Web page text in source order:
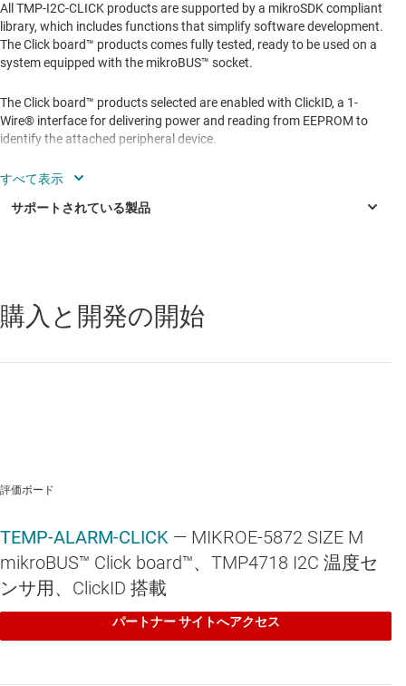
All TMP-I2C-CLICK products are supported by a mikroSDK compliant
library, which includes functions that simplify software development.
The Click board™ products comes fully tested, ready to be used on a
system equipped with the mikroBUS™ socket.
The Click board™ products selected are enabled with ClickID, a 1-
Wire® interface for delivering power and reading from EEPROM to
identify the attached peripheral device.
特長
I2C digital temperature sensors
TMP102 —I2C/SMBus 搭載、2.56mm2 パッケージ封止、精度 2℃
のデジタル温度センサ
購入と開発の開始
評価ボード
TEMP-ALARM-CLICK — MIKROE-5872 SIZE M
mikroBUS™ Click board™、TMP4718 I2C 温度セ
ンサ用、ClickID 搭載
パートナー サイトへアクセス